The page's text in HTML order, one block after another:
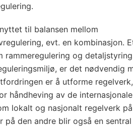
til balansen mellom
evt. en kombinasjon.
rammeregulering og
er det nødvendig
er å utforme regelverk,
håndheving av de internasjonale
lokalt og nasjonalt regelverk
på den andre blir også en sentral